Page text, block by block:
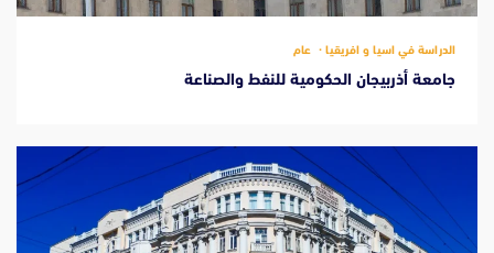
الدراسة في اسيا و افريقيا عام
جامعة أذربيجان الحكومية للنفط والصناعة